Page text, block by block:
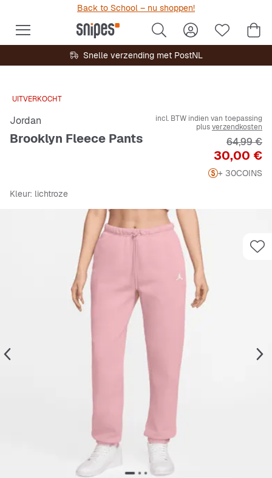
Back to School – nu shoppen!
Snelle verzending met PostNL
UITVERKOCHT
Jordan
Brooklyn Fleece Pants
incl. BTW indien van toepassing
plusverzendkosten
Prijs
30,00 €
Originele
64,99 €
+ 30COINS
Kleur: lichtroze